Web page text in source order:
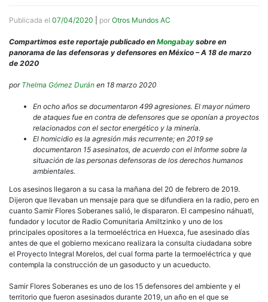
Publicada el 07/04/2020 por Otros Mundos AC
Compartimos este reportaje publicado en Mongabaysobre en
panorama de las defensoras y defensores en México – A 18 de marzo
de 2020
por Thelma Gómez Durán en 18 marzo 2020
En ocho años se documentaron 499 agresiones. El mayor número
de ataques fue en contra de defensores que se oponían a proyectos
relacionados con el sector energético y la minería.
El homicidio es la agresión más recurrente; en 2019 se
documentaron 15 asesinatos, de acuerdo con el Informe sobre la
situación de las personas defensoras de los derechos humanos
ambientales.
Los asesinos llegaron a su casa la mañana del 20 de febrero de 2019.
Dijeron que llevaban un mensaje para que se difundiera en la radio, pero en
cuanto Samir Flores Soberanes salió, le dispararon. El campesino náhuatl,
fundador y locutor de Radio Comunitaria Amiltzinko y uno de los
principales opositores a la termoeléctrica en Huexca, fue asesinado días
antes de que el gobierno mexicano realizara la consulta ciudadana sobre
el Proyecto Integral Morelos, del cual forma parte la termoeléctrica y que
contempla la construcción de un gasoducto y un acueducto.
Samir Flores Soberanes es uno de los 15 defensores del ambiente y el
territorio que fueron asesinados durante 2019, un año en el que se